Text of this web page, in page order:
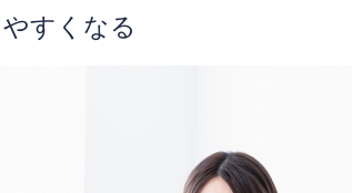
すくなる